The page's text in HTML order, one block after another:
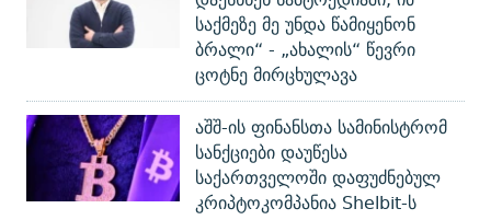
საქმეზე მე უნდა წამიყენონ
ბრალი“ - „ახალის“ წევრი
ცოტნე მირცხულავა
აშშ-ის ფინანსთა სამინისტრომ
სანქციები დაუწესა
საქართველოში დაფუძნებულ
კრიპტოკომპანია Shelbit-ს